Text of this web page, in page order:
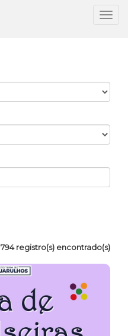
794 registro(s) encontrado(s)